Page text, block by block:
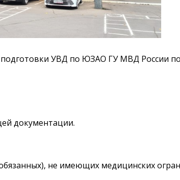
УВД по ЮЗАО ГУ МВД России по
документации.
не имеющих медицинских